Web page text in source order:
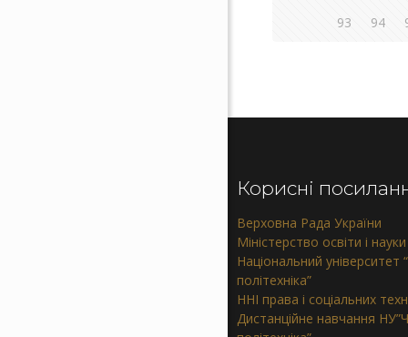
93 94
Корисні
Верховна Рада України
Міністерство освіти і
Національний університет
політехніка”
ННІ права і соціальних
Дистанційне навчання